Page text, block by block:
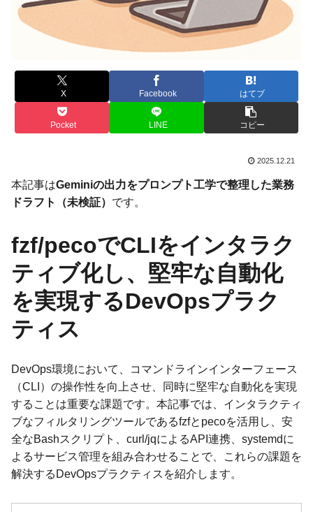
X Facebook はてブ
Pocket LINE コピー
2025.12.21
本記事はGeminiの出力をプロンプト工学で整理した業務
ドラフト（未検証） です。
fzf/pecoでCLIをインタラク
ティブ化し、堅牢な自動化
を実現するDevOpsプラク
ティス
DevOps環境において、コマンドラインインターフェース
（CLI）の操作性を向上させ、同時に堅牢な自動化を実現
することは重要な課題です。本記事では、インタラクティ
ブなフィルタリングツールであるfzfとpecoを活用し、安
全なBashスクリプト、curl/jqによるAPI連携、systemdに
よるサービス管理を組み合わせることで、これらの課題を
解決するDevOpsプラクティスを紹介します。